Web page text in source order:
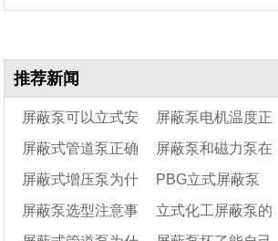
推荐新闻
屏蔽泵可以立式安
装吗
屏蔽泵电机温度正
常运转是多少?
屏蔽式管道泵正确
安装方式及屏蔽泵的
安装尺寸图
屏蔽泵和磁力泵在
化工应用方面有什么
不同之处？
屏蔽式增压泵为什
么不能缺水
PBG立式屏蔽泵
的特点及用途
屏蔽泵选型注意事
立式化工屏蔽泵的